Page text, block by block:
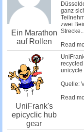
Ein Marathon
auf Rollen
ganz
zwei
Read
UniFrank's
epicyclic hub
gear
unicycle
Quelle:
Read